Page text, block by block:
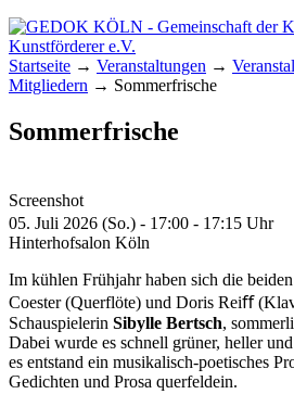
GEDOK KÖLN
Gemeinschaft der
Kunstförderer e.V.
Startseite → Veranstaltungen →
Mitgliedern → Sommerfrische
Sommerfrische
Screenshot
05. Juli 2026 (So.) - 17:00 - 17:15 Uhr
Hinterhofsalon Köln
Im kühlen Frühjahr haben sich die
Coester (Querflöte) und Doris Reiﬀ
Schauspielerin Sibylle Bertsch,
Dabei wurde es schnell grüner, heller
es entstand ein musikalisch-poetisches
Gedichten und Prosa querfeldein.